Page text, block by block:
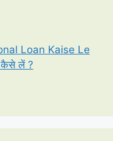
Loan Kaise Le
कैसे लें ?